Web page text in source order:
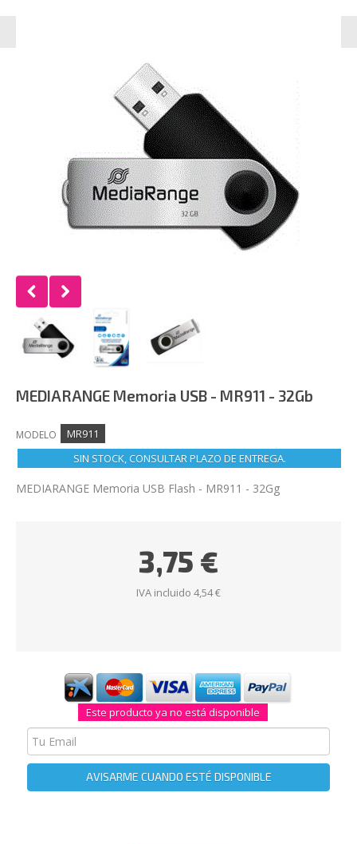
MEDIARANGE Memoria USB - MR911 - 32Gb
MODELO
MR911
SIN STOCK, CONSULTAR PLAZO DE ENTREGA.
MEDIARANGE Memoria USB Flash - MR911 - 32Gg
3,75 €
IVA incluido 4,54 €
Este producto ya no está disponible
AVISARME CUANDO ESTÉ DISPONIBLE